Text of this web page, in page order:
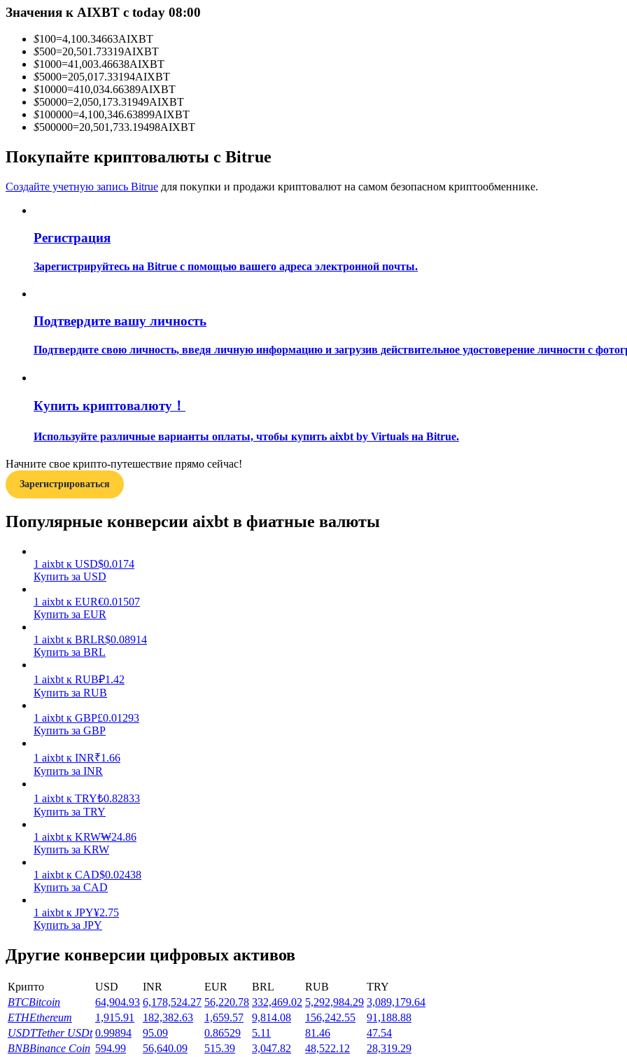
Станьте копи-трейдером
Наслаждайтесь распределением прибыли и комиссиями за копи-трейдинг
Анализ больших данных, включая торговую информацию и т. д.
Гид
Руководство для начинающих по фьючерсам
Узнайте, как оставаться прибыльным
Заработок
Силовая свинья
Значения к AIXBT с today 08:00
$100=4,100.34663AIXBT
$500=20,501.73319AIXBT
$1000=41,003.46638AIXBT
$5000=205,017.33194AIXBT
$10000=410,034.66389AIXBT
$50000=2,050,173.31949AIXBT
$100000=4,100,346.63899AIXBT
$500000=20,501,733.19498AIXBT
Покупайте криптовалюты с Bitrue
Создайте учетную запись Bitrue для покупки и продажи криптовалют на самом безопасном криптообменнике.
Регистрация
Зарегистрируйтесь на Bitrue с помощью вашего адреса электронной почты.
Подтвердите вашу личность
Подтвердите свою личность, введя личную информацию и загрузив действительное удостоверение личности с
Купить криптовалюту！
Используйте различные варианты оплаты, чтобы купить aixbt by Virtuals на Bitrue.
Начните свое крипто-путешествие прямо сейчас!
Зарегистрироваться
Популярные конверсии aixbt в фиатные валюты
1 aixbt к USD$0.0174
Купить за USD
1 aixbt к EUR€0.01507
Купить за EUR
1 aixbt к BRLR$0.08914
Купить за BRL
1 aixbt к RUB₽1.42
Купить за RUB
1 aixbt к GBP£0.01293
Купить за GBP
1 aixbt к INR₹1.66
Купить за INR
1 aixbt к TRY₺0.82833
Купить за TRY
1 aixbt к KRW₩24.86
Купить за KRW
1 aixbt к CAD$0.02438
Купить за CAD
1 aixbt к JPY¥2.75
Купить за JPY
Другие конверсии цифровых активов
Крипто USD INR EUR BRL RUB
TRY
BTCBitcoin 64,904.93 6,178,524.27 56,220.78 332,469.02 5,292,984.29 3,089,179.64
ETHEthereum 1,915.91 182,382.63 1,659.57 9,814.08 156,242.55
91,188.88
USDTTether USDt 0.99894 95.09 0.86529 5.11 81.46
47.54
BNBBinance Coin 594.99 56,640.09 515.39 3,047.82 48,522.12
28,319.29